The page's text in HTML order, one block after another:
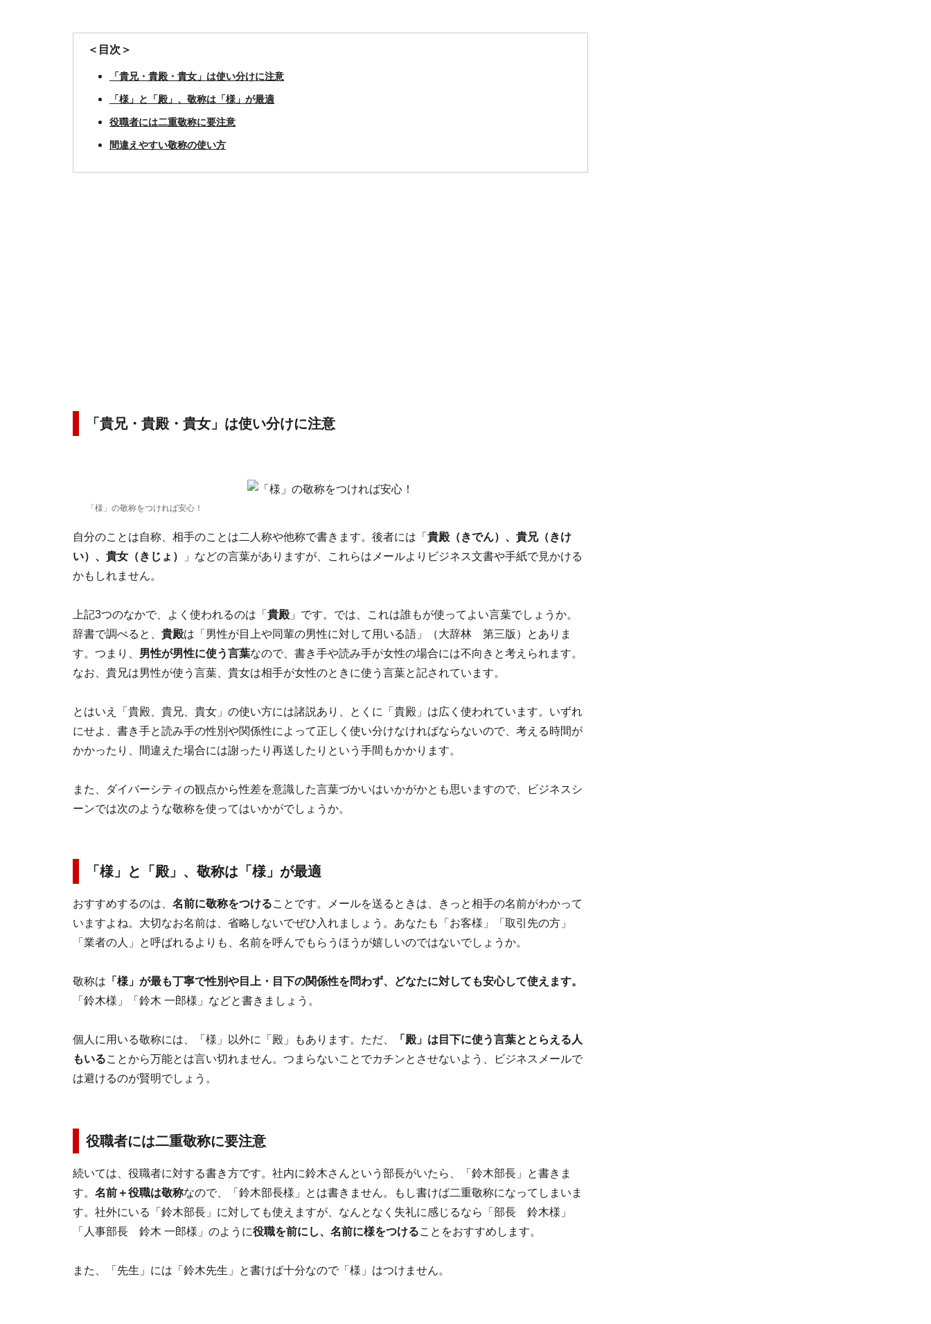
＜目次＞
「貴兄・貴殿・貴女」は使い分けに注意
「様」と「殿」、敬称は「様」が最適
役職者には二重敬称に要注意
間違えやすい敬称の使い方
「貴兄・貴殿・貴女」は使い分けに注意
「様」の敬称をつければ安心！
自分のことは自称、相手のことは二人称や他称で書きます。後者には「 貴殿（きでん）、貴兄（きけ
い）、貴女（きじょ）
」などの言葉がありますが、これらはメールよりビジネス文書や手紙で見かける
かもしれません。
上記3つのなかで、よく使われるのは「 貴殿」です。では、これは誰もが使ってよい言葉でしょうか。
辞書で調べると、 貴殿は「男性が目上や同輩の男性に対して用いる語」（大辞林 第三版）とありま
す。つまり、 男性が男性に使う言葉なので、書き手や読み手が女性の場合には不向きと考えられます。
なお、貴兄は男性が使う言葉、貴女は相手が女性のときに使う言葉と記されています。
とはいえ「貴殿、貴兄、貴女」の使い方には諸説あり、とくに「貴殿」は広く使われています。いずれ
にせよ、書き手と読み手の性別や関係性によって正しく使い分けなければならないので、考える時間が
かかったり、間違えた場合には謝ったり再送したりという手間もかかります。
また、ダイバーシティの観点から性差を意識した言葉づかいはいかがかとも思いますので、ビジネスシ
ーンでは次のような敬称を使ってはいかがでしょうか。
「様」と「殿」、敬称は「様」が最適
おすすめするのは、 名前に敬称をつけることです。メールを送るときは、きっと相手の名前がわかって
いますよね。大切なお名前は、省略しないでぜひ入れましょう。あなたも「お客様」「取引先の方」
「業者の人」と呼ばれるよりも、名前を呼んでもらうほうが嬉しいのではないでしょうか。
敬称は 「様」が最も丁寧で性別や目上・目下の関係性を問わず、どなたに対しても安心して使えます。
「鈴木様」「鈴木 一郎様」などと書きましょう。
個人に用いる敬称には、「様」以外に「殿」もあります。ただ、
「殿」は目下に使う言葉ととらえる人
もいることから万能とは言い切れません。つまらないことでカチンとさせないよう、ビジネスメールで
は避けるのが賢明でしょう。
役職者には二重敬称に要注意
続いては、役職者に対する書き方です。社内に鈴木さんという部長がいたら、「鈴木部長」と書きま
す。 名前＋役職は敬称なので、「鈴木部長様」とは書きません。もし書けば二重敬称になってしまいま
す。社外にいる「鈴木部長」に対しても使えますが、なんとなく失礼に感じるなら「部長 鈴木様」
「人事部長 鈴木 一郎様」のように役職を前にし、名前に様をつけることをおすすめします。
また、「先生」には「鈴木先生」と書けば十分なので「様」はつけません。